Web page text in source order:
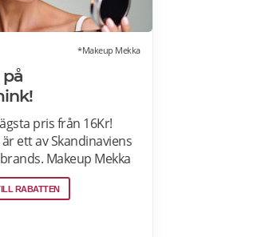
*Makeup Mekka
pris från 16Kr!
ett av Skandinaviens
Makeup Mekka
i samma fabriker
beauty
RABATTEN